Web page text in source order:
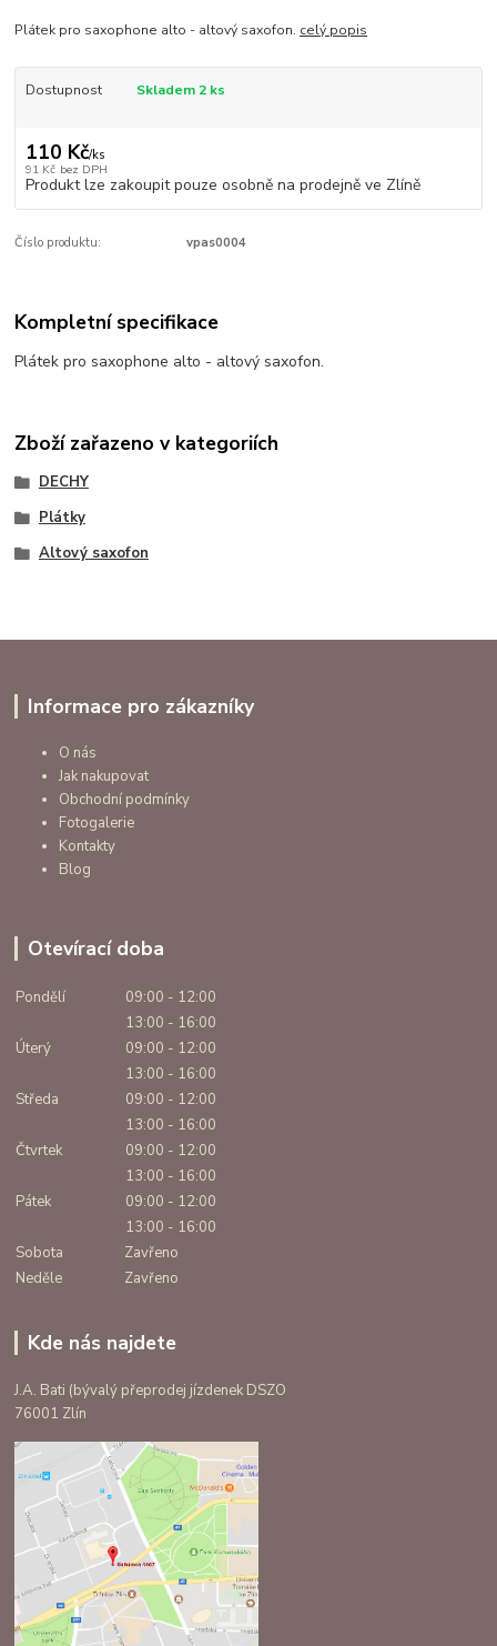
Plátek pro saxophone alto - altový saxofon. celý popis
Dostupnost Skladem 2 ks
110 Kč/ks
91 Kč bez DPH
Produkt lze zakoupit pouze osobně na prodejně ve Zlíně
Číslo produktu: vpas0004
Kompletní specifikace
Plátek pro saxophone alto - altový saxofon.
Zboží zařazeno v kategoriích
DECHY
Plátky
Altový saxofon
Informace pro zákazníky
O nás
Jak nakupovat
Obchodní podmínky
Fotogalerie
Kontakty
Blog
Otevírací doba
Pondělí
09:00 - 12:00
13:00 - 16:00
Úterý
09:00 - 12:00
13:00 - 16:00
Středa
09:00 - 12:00
13:00 - 16:00
Čtvrtek
09:00 - 12:00
13:00 - 16:00
Pátek
09:00 - 12:00
13:00 - 16:00
Sobota
Zavřeno
Neděle
Zavřeno
Kde nás najdete
J.A. Bati (bývalý přeprodej jízdenek DSZO
76001 Zlín